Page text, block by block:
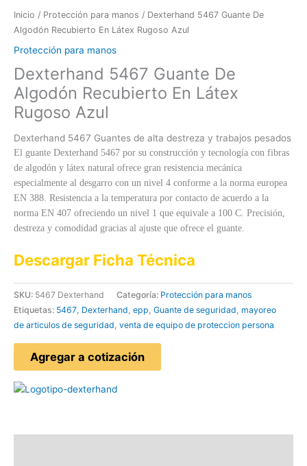
Inicio / Protección para manos / Dexterhand 5467 Guante De
Algodón Recubierto En Látex Rugoso Azul
Protección para manos
Dexterhand 5467 Guante De
Algodón Recubierto En Látex
Rugoso Azul
Dexterhand 5467 Guantes de alta destreza y trabajos pesados
El guante Dexterhand 5467 por su construcción y tecnología con fibras
de algodón y látex natural ofrece gran resistencia mecánica
especialmente al desgarro con un nivel 4 conforme a la norma europea
EN 388. Resistencia a la temperatura por contacto de acuerdo a la
norma EN 407 ofreciendo un nivel 1 que equivale a 100 C. Precisión,
destreza y comodidad gracias al ajuste que ofrece el guante.
Descargar Ficha Técnica
SKU: 5467 Dexterhand Categoría: Protección para manos
Etiquetas: 5467, Dexterhand, epp, Guante de seguridad, mayoreo
de articulos de seguridad, venta de equipo de proteccion persona
Agregar a cotización